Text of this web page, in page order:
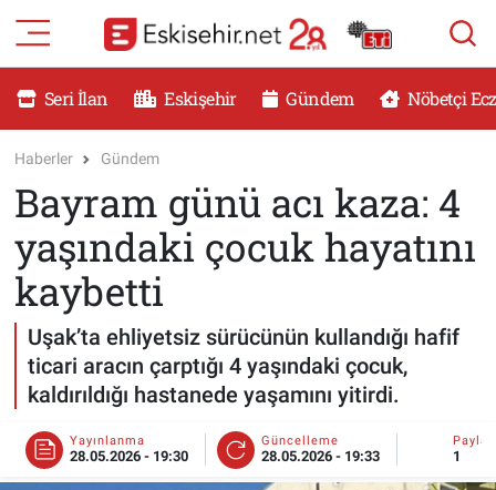
Seri İlan Eskişehir Gündem Nöbetçi
Haberler Gündem
Bayram günü acı kaza: 4
yaşındaki çocuk hayatını
kaybetti
Uşak’ta ehliyetsiz sürücünün kullandığı hafif
ticari aracın çarptığı 4 yaşındaki çocuk,
kaldırıldığı hastanede yaşamını yitirdi.
Yayınlanma
28.05.2026 - 19:30
Güncelleme
28.05.2026 - 19:33 1
RESMİ İLANLAR
DÜNYA
SAĞLIK
MAGAZİN
KADIN
YEMEK
Eskişehir Nöbetçi Eczaneler
Eskişehir Namaz Vakitleri
Eskişehir Trafik Yoğunluk Haritası
Süper Lig Puan Durumu ve Fikstür
Tüm Manşetler
Haber Arşivi